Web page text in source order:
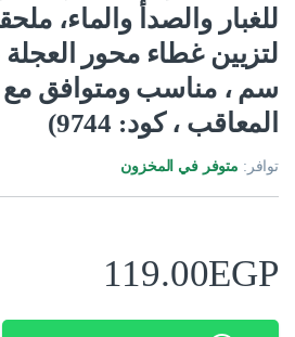
للغبار والصدأ والماء،
سم ، مناسب ومتوافق
المعاقب ، كود: 9744)
توافر: متوفر في المخزون
119.00EGP